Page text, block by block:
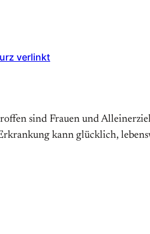
verlinkt
sind Frauen und
kann glücklich,